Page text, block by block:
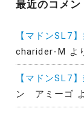
最近のコメン
【マドンSL7
charider-M よ
【マドンSL7
ン アミーゴ